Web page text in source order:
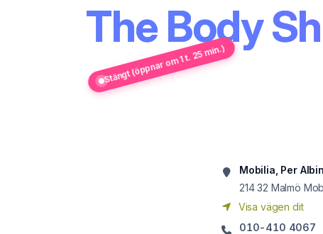
The Body
Stängt (öppnar om 1 t. 25 min.)
Mobilia, Per
214 32 Malmö
Visa vägen dit
010-410 4067